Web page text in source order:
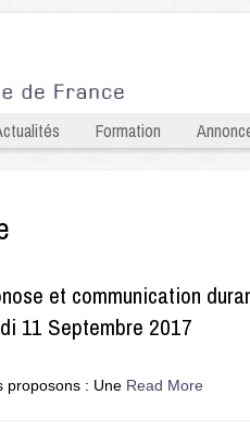
Formation
et communication
11 Septembre 2017
proposons : Une Read More